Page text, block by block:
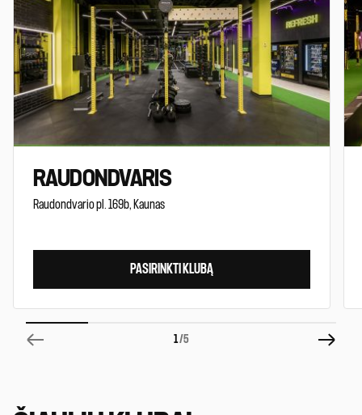
RAUDONDVARIS
Raudondvario pl. 169b, Kaunas
PASIRINKTI KLUBĄ
1/5